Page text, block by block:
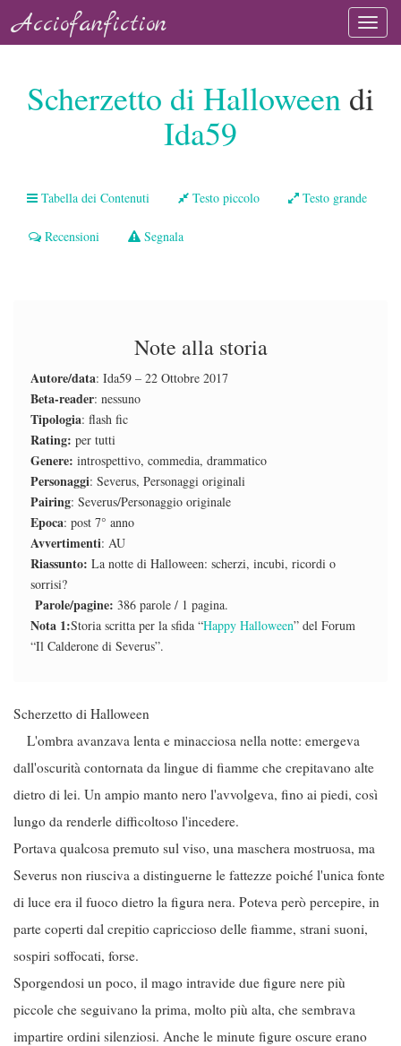
Acciofanfiction
Scherzetto di Halloween di
Ida59
Tabella dei Contenuti Testo piccolo Testo grande
Recensioni Segnala
Note alla storia
Autore/data: Ida59 – 22 Ottobre 2017
Beta-reader: nessuno
Tipologia: flash fic
Rating: per tutti
Genere: introspettivo, commedia, drammatico
Personaggi: Severus, Personaggi originali
Pairing: Severus/Personaggio originale
Epoca: post 7° anno
Avvertimenti: AU
Riassunto: La notte di Halloween: scherzi, incubi, ricordi o
sorrisi?
Parole/pagine: 386 parole / 1 pagina.
Nota 1:Storia scritta per la sfida “Happy Halloween” del Forum
“Il Calderone di Severus”.
Scherzetto di Halloween
L'ombra avanzava lenta e minacciosa nella notte: emergeva
dall'oscurità contornata da lingue di fiamme che crepitavano alte
dietro di lei. Un ampio manto nero l'avvolgeva, fino ai piedi, così
lungo da renderle difficoltoso l'incedere.
Portava qualcosa premuto sul viso, una maschera mostruosa, ma
Severus non riusciva a distinguerne le fattezze poiché l'unica fonte
di luce era il fuoco dietro la figura nera. Poteva però percepire, in
parte coperti dal crepitio capriccioso delle fiamme, strani suoni,
sospiri soffocati, forse.
Sporgendosi un poco, il mago intravide due figure nere più
piccole che seguivano la prima, molto più alta, che sembrava
impartire ordini silenziosi. Anche le minute figure oscure erano